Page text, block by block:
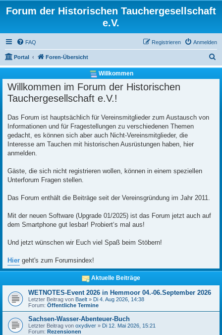
Forum der Historischen Tauchergesellschaft
e.V.
FAQ Anmelden
Registrieren
Portal Foren-Übersicht
u
c
Willkommen
Willkommen im Forum der Historischen
Tauchergesellschaft e.V.!
Das Forum ist hauptsächlich für Vereinsmitglieder zum Austausch von
Informationen und für Fragestellungen zu verschiedenen Themen
gedacht, es können sich aber auch Nicht-Vereinsmitglieder, die
Interesse am Tauchen mit historischen Ausrüstungen haben, hier
anmelden.
Gäste, die sich nicht registrieren wollen, können in einem speziellen
Unterforum Fragen stellen.
Das Forum enthält die Beiträge seit der Vereinsgründung im Jahr 2011.
Mit der neuen Software (Upgrade 01/2025) ist das Forum jetzt auch auf
dem Smartphone gut lesbar! Probiert‘s mal aus!
Und jetzt wünschen wir Euch viel Spaß beim Stöbern!
Hier geht's zum Forumsindex!
Aktuelle Beiträge
WETNOTES-Event 2026 in Hemmoor 04.-06.September 2026
Letzter Beitrag von Baelt » Di 4. Aug 2026, 14:38
Forum: Öffentliche Termine
Sachsen-Wasser-Abenteuer-Buch
Letzter Beitrag von oxydiver » Di 12. Mai 2026, 15:21
Forum: Rezensionen